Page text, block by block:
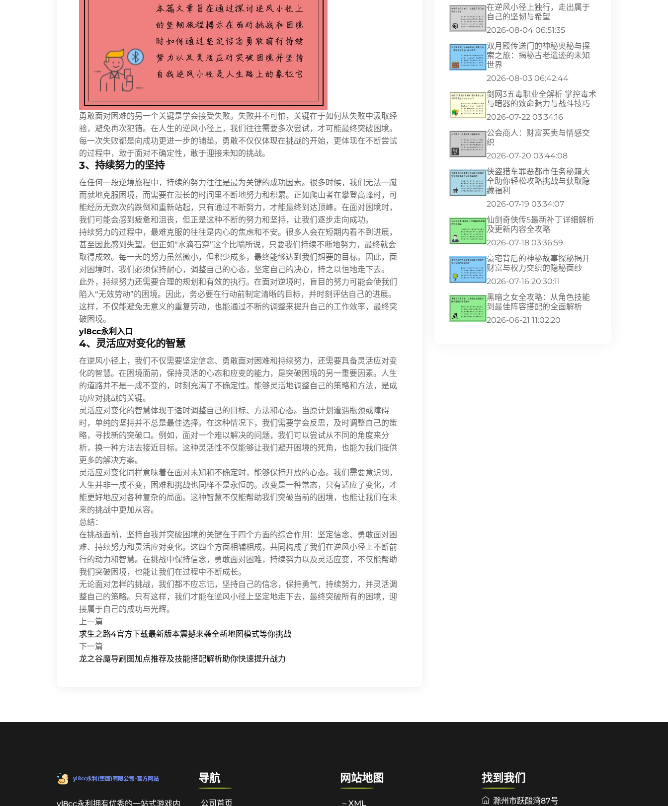
勇敢面对困难的另一个关键是学会接受失败。失败并不可怕，关键在于如何从失败中汲取经
验，避免再次犯错。在人生的逆风小径上，我们往往需要多次尝试，才可能最终突破困境。
每一次失败都是向成功更进一步的铺垫。勇敢不仅仅体现在挑战的开始，更体现在不断尝试
的过程中，敢于面对不确定性，敢于迎接未知的挑战。
3、持续努力的坚持
在任何一段逆境旅程中，持续的努力往往是最为关键的成功因素。很多时候，我们无法一蹴
而就地克服困境，而需要在漫长的时间里不断地努力和积累。正如爬山者在攀登高峰时，可
能经历无数次的跌倒和重新站起，只有通过不断努力，才能最终到达顶峰。在面对困境时，
我们可能会感到疲惫和沮丧，但正是这种不断的努力和坚持，让我们逐步走向成功。
持续努力的过程中，最难克服的往往是内心的焦虑和不安。很多人会在短期内看不到进展，
甚至因此感到失望。但正如“水滴石穿”这个比喻所说，只要我们持续不断地努力，最终就会
取得成效。每一天的努力虽然微小，但积少成多，最终能够达到我们想要的目标。因此，面
对困境时，我们必须保持耐心，调整自己的心态，坚定自己的决心，持之以恒地走下去。
此外，持续努力还需要合理的规划和有效的执行。在面对逆境时，盲目的努力可能会使我们
陷入“无效劳动”的困境。因此，务必要在行动前制定清晰的目标，并时刻评估自己的进展。
这样，不仅能避免无意义的重复劳动，也能通过不断的调整来提升自己的工作效率，最终突
破困境。
yl8cc永利入口
4、灵活应对变化的智慧
在逆风小径上，我们不仅需要坚定信念、勇敢面对困难和持续努力，还需要具备灵活应对变
化的智慧。在困境面前，保持灵活的心态和应变的能力，是突破困境的另一重要因素。人生
的道路并不是一成不变的，时刻充满了不确定性。能够灵活地调整自己的策略和方法，是成
功应对挑战的关键。
灵活应对变化的智慧体现于适时调整自己的目标、方法和心态。当原计划遭遇瓶颈或障碍
时，单纯的坚持并不总是最佳选择。在这种情况下，我们需要学会反思，及时调整自己的策
略，寻找新的突破口。例如，面对一个难以解决的问题，我们可以尝试从不同的角度来分
析，换一种方法去接近目标。这种灵活性不仅能够让我们避开困境的死角，也能为我们提供
更多的解决方案。
灵活应对变化同样意味着在面对未知和不确定时，能够保持开放的心态。我们需要意识到，
人生并非一成不变，困难和挑战也同样不是永恒的。改变是一种常态，只有适应了变化，才
能更好地应对各种复杂的局面。这种智慧不仅能帮助我们突破当前的困境，也能让我们在未
来的挑战中更加从容。
总结：
在挑战面前，坚持自我并突破困境的关键在于四个方面的综合作用：坚定信念、勇敢面对困
难、持续努力和灵活应对变化。这四个方面相辅相成，共同构成了我们在逆风小径上不断前
行的动力和智慧。在挑战中保持信念，勇敢面对困难，持续努力以及灵活应变，不仅能帮助
我们突破困境，也能让我们在过程中不断成长。
无论面对怎样的挑战，我们都不应忘记，坚持自己的信念，保持勇气，持续努力，并灵活调
整自己的策略。只有这样，我们才能在逆风小径上坚定地走下去，最终突破所有的困境，迎
接属于自己的成功与光辉。
上一篇
求生之路4官方下载最新版本震撼来袭全新地图模式等你挑战
下一篇
龙之谷魔导刷图加点推荐及技能搭配解析助你快速提升战力
在逆风小径上独行，走出属于
自己的坚韧与希望
2026-08-04 06:51:35
双月殿传送门的神秘奥秘与探
索之旅：揭秘古老遗迹的未知
世界
2026-08-03 06:42:44
剑网3五毒职业全解析 掌控毒术
与暗器的致命魅力与战斗技巧
2026-07-22 03:34:16
公会商人：财富买卖与情感交
织
2026-07-20 03:44:08
侠盗猎车罪恶都市任务秘籍大
全助你轻松攻略挑战与获取隐
藏福利
2026-07-19 03:34:07
仙剑奇侠传5最新补丁详细解析
及更新内容全攻略
2026-07-18 03:36:59
豪宅背后的神秘故事探秘揭开
财富与权力交织的隐秘面纱
2026-07-16 20:30:11
黑暗之女全攻略：从角色技能
到最佳阵容搭配的全面解析
2026-06-21 11:02:20
yl8cc永利拥有优秀的一站式游戏内
导航
公司首页
网站地图
– XML
找到我们
滁州市跃酸湾87号